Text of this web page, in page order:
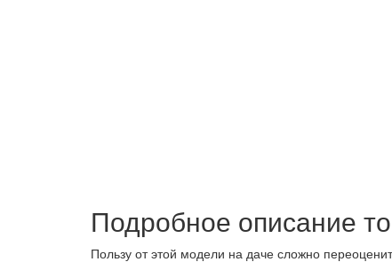
Подробное описание
Пользу от этой модели на даче сложно